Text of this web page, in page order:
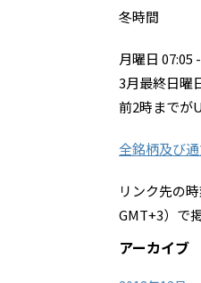
冬時間
月曜日 07:05
3月最終日曜
前2時までが
全銘柄及び
リンク先の
GMT+3）で
アーカイブ